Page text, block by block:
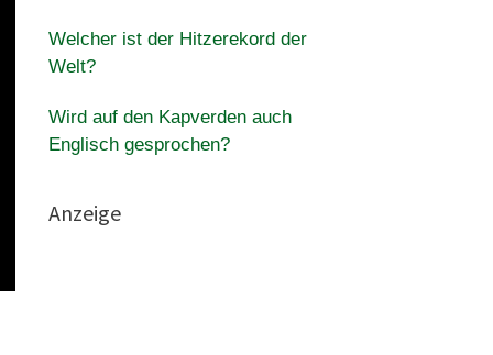
Welcher ist der Hitzerekord der
Welt?
Wird auf den Kapverden auch
Englisch gesprochen?
Anzeige